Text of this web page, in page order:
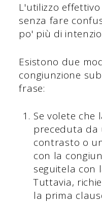
L'utilizzo
senza fare
po' più di
Esistono due
congiunzione
frase:
Se volete che
preceduta da
contrasto o
con la
seguitela con
Tuttavia,
la prima